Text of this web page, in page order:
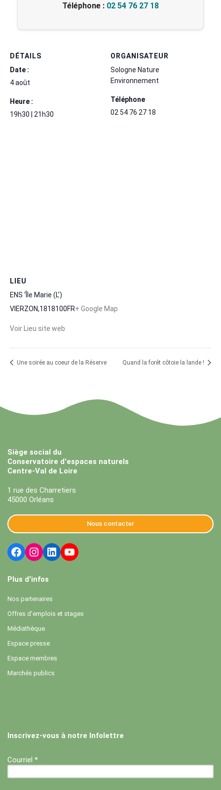
Téléphone : 02 54 76 27 18
DÉTAILS
Date :
4 août
Heure :
19h30 | 21h30
ORGANISATEUR
Sologne Nature
Environnement
Téléphone
02 54 76 27 18
LIEU
ENS ‘Île Marie (L’)
VIERZON,1818100FR+ Google Map
Voir Lieu site web
Une soirée au coeur de la Réserve Quand la forêt côtoie la lande !
Siège social du
Conservatoire d'espaces naturels
Centre-Val de Loire
1 rue des Charretiers
45000 Orléans
Nous contacter
Plus d'infos
Nos partenaires
Offres d’emplois et stages
Médiathèque
Espace presse
Espace membres
Marchés publics
Inscrivez-vous à notre Infolettre
Courriel *